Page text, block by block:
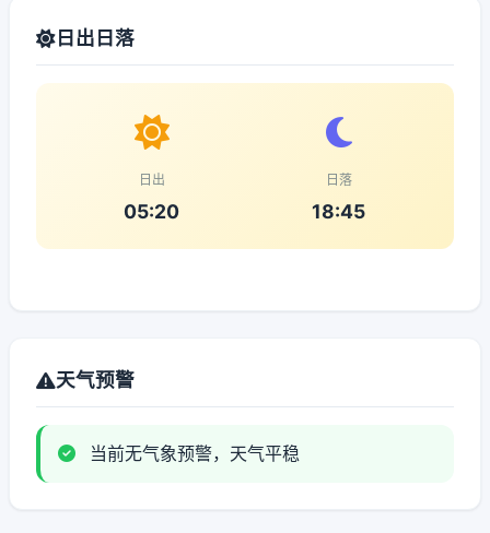
日出日落
日出
05:20
日落
18:45
天气预警
当前无气象预警，天气平稳